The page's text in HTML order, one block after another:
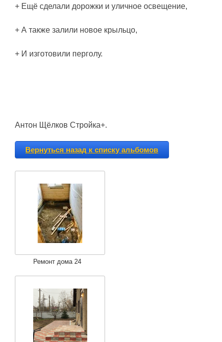
+ Ещё сделали дорожки и уличное освещение,
+ А также залили новое крыльцо,
+ И изготовили перголу.
Антон Щёлков Стройка+.
Вернуться назад к списку альбомов
Ремонт дома 24